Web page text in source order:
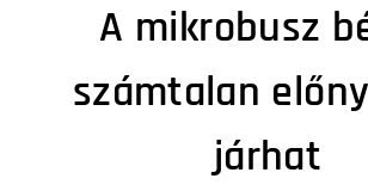
A mikrobusz
számtalan
járhat